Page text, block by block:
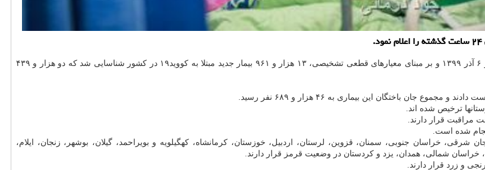
، دکتر لاری اظهار داشت: از روز گذشته تا امروز ۶ آذر ۱۳۹۹ و بر مبنای معیارهای قطعی تشخیصی، ۱۳ هزار و ۹۶۱ بیمار جدید مبتلا به کووید۱۹ در کشور شناسایی شد که دو هزار و ۴۳۹
شرقی، خراسان جنوبی، سمنان، قزوین، لرستان، اردبیل، خوزستان، کرمانشاه، کهگیلویه و بویراحمد، گیلان، بوشهر، زنجان، ایلام،
خراسان شمالی، همدان، یزد و کردستان در وضعیت قرمز قرار دارند.
و زرد قرار دارند.